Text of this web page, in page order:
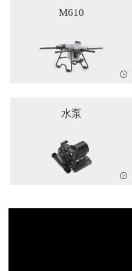
M610
水泵